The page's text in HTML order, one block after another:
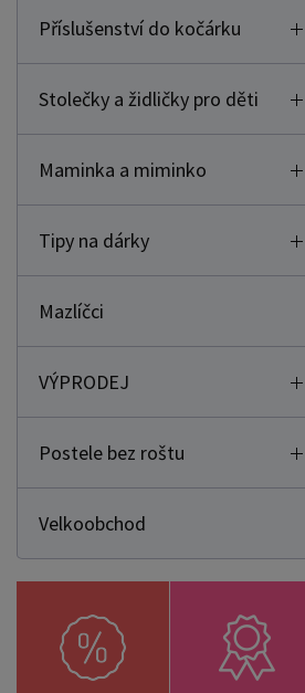
Příslušenství do kočárku
Stolečky a židličky pro děti
Maminka a miminko
Tipy na dárky
Mazlíčci
VÝPRODEJ
Postele bez roštu
Velkoobchod